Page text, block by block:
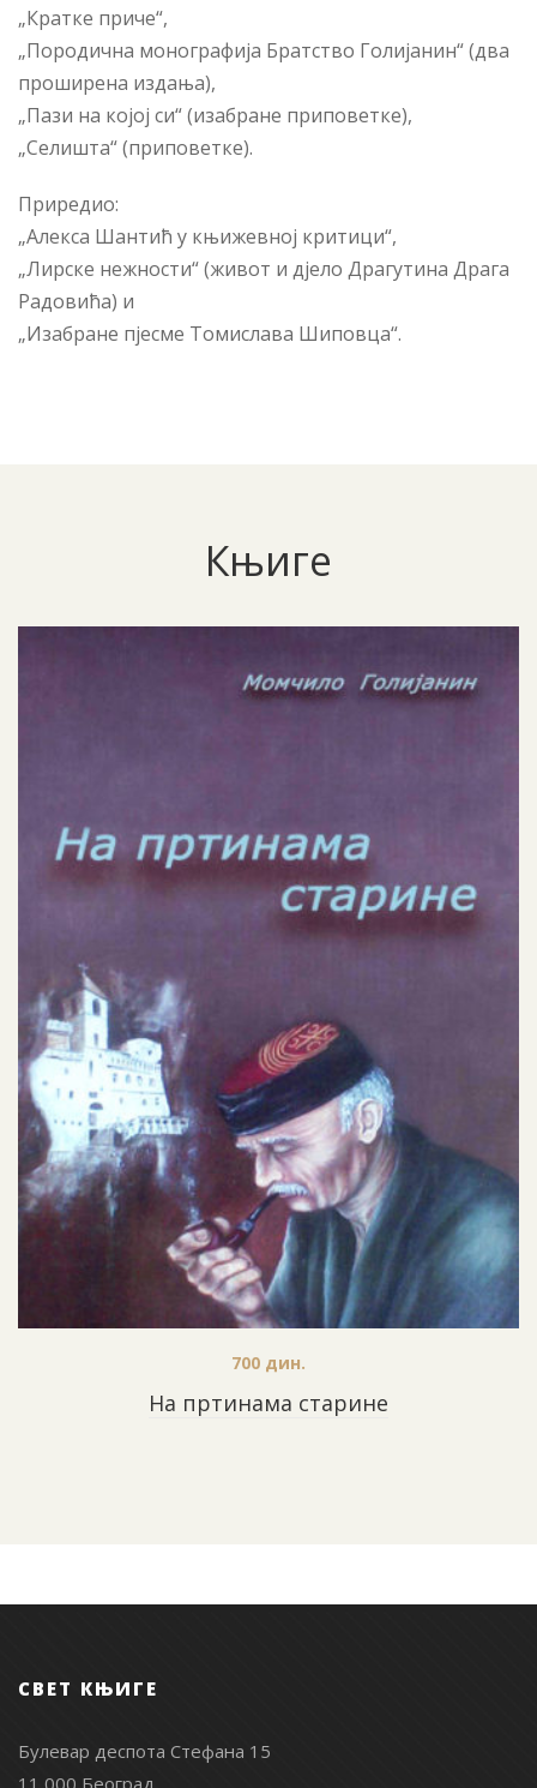
„Кратке приче“,
„Породична монографија Братство Голијанин“ (два
проширена издања),
„Пази на којој си“ (изабране приповетке),
„Селишта“ (приповетке).
Приредио:
„Алекса Шантић у књижевној критици“,
„Лирске нежности“ (живот и дјело Драгутина Драга
Радовића) и
„Изабране пјесме Томислава Шиповца“.
Књиге
На пртинама старине
700 дин.
СВЕТ КЊИГЕ
Булевар деспота Стефана 15